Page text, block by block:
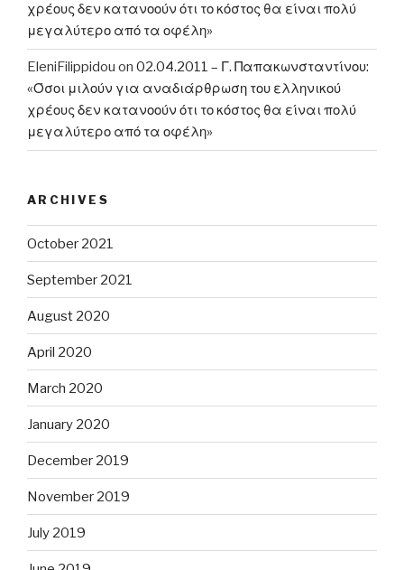
χρέους δεν κατανοούν ότι το κόστος θα είναι πολύ
μεγαλύτερο από τα οφέλη»
EleniFilippidou on 02.04.2011 – Γ. Παπακωνσταντίνου:
«Όσοι μιλούν για αναδιάρθρωση του ελληνικού
χρέους δεν κατανοούν ότι το κόστος θα είναι πολύ
μεγαλύτερο από τα οφέλη»
ARCHIVES
October 2021
September 2021
August 2020
April 2020
March 2020
January 2020
December 2019
November 2019
July 2019